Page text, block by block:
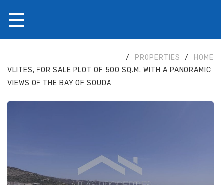
HOME
/
PROPERTIES
/
VLITES, FOR SALE PLOT OF 500 SQ.M. WITH A PANORAMIC
VIEWS OF THE BAY OF SOUDA